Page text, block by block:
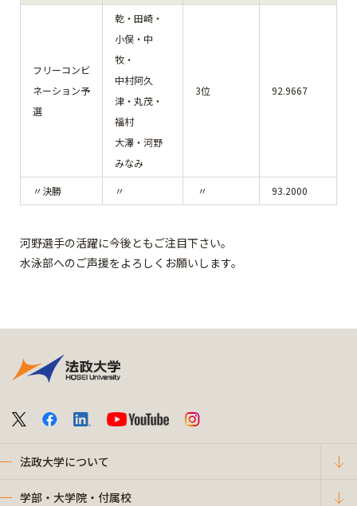
フリーコンビ
ネーション予
選
乾・田崎・
小俣・中
牧・
中村阿久
津・丸茂・
福村
大澤・河野
みなみ
3位 92.9667
〃決勝 〃 〃 93.2000
河野選手の活躍に今後ともご注目下さい。
水泳部へのご声援をよろしくお願いします。
法政大学について
学部・大学院・付属校